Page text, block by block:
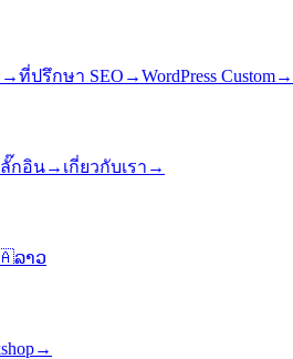
→ที่ปรึกษา SEO →WordPress Custom→
กอิน→ เกี่ยวกับเรา →
ລາວ
→